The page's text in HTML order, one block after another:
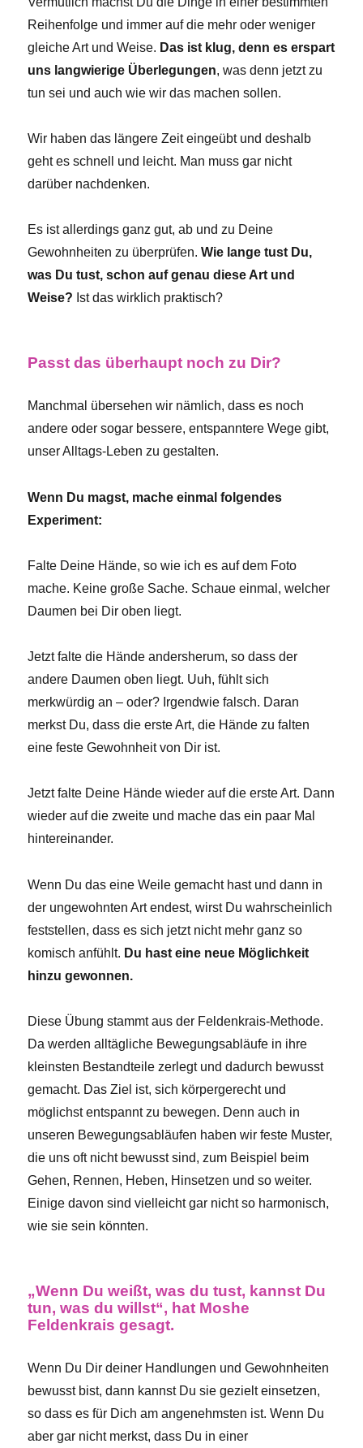
Reihenfolge und immer auf die mehr oder weniger
gleiche Art und Weise. Das ist klug, denn es erspart
uns langwierige Überlegungen, was denn jetzt zu
tun sei und auch wie wir das machen sollen.
Wir haben das längere Zeit eingeübt und deshalb
geht es schnell und leicht. Man muss gar nicht
darüber nachdenken.
Es ist allerdings ganz gut, ab und zu Deine
Gewohnheiten zu überprüfen.Wie lange tust Du,
was Du tust, schon auf genau diese Art und
Weise? Ist das wirklich praktisch?
Passt das überhaupt noch zu Dir?
Manchmal übersehen wir nämlich, dass es noch
andere oder sogar bessere, entspanntere Wege gibt,
unser Alltags-Leben zu gestalten.
Wenn Du magst, mache einmal folgendes
Experiment:
Falte Deine Hände, so wie ich es auf dem Foto
mache. Keine große Sache. Schaue einmal, welcher
Daumen bei Dir oben liegt.
Jetzt falte die Hände andersherum, so dass der
andere Daumen oben liegt. Uuh, fühlt sich
merkwürdig an – oder? Irgendwie falsch. Daran
merkst Du, dass die erste Art, die Hände zu falten
eine feste Gewohnheit von Dir ist.
Jetzt falte Deine Hände wieder auf die erste Art. Dann
wieder auf die zweite und mache das ein paar Mal
hintereinander.
Wenn Du das eine Weile gemacht hast und dann in
der ungewohnten Art endest, wirst Du wahrscheinlich
feststellen, dass es sich jetzt nicht mehr ganz so
komisch anfühlt. Du hast eine neue Möglichkeit
hinzu gewonnen.
Diese Übung stammt aus der Feldenkrais-Methode.
Da werden alltägliche Bewegungsabläufe in ihre
kleinsten Bestandteile zerlegt und dadurch bewusst
gemacht. Das Ziel ist, sich körpergerecht und
möglichst entspannt zu bewegen. Denn auch in
unseren Bewegungsabläufen haben wir feste Muster,
die uns oft nicht bewusst sind, zum Beispiel beim
Gehen, Rennen, Heben, Hinsetzen und so weiter.
Einige davon sind vielleicht gar nicht so harmonisch,
wie sie sein könnten.
„Wenn Du weißt, was du tust, kannst Du
tun, was du willst“, hat Moshe
Feldenkrais gesagt.
Wenn Du Dir deiner Handlungen und Gewohnheiten
bewusst bist, dann kannst Du sie gezielt einsetzen,
so dass es für Dich am angenehmsten ist. Wenn Du
aber gar nicht merkst, dass Du in einer